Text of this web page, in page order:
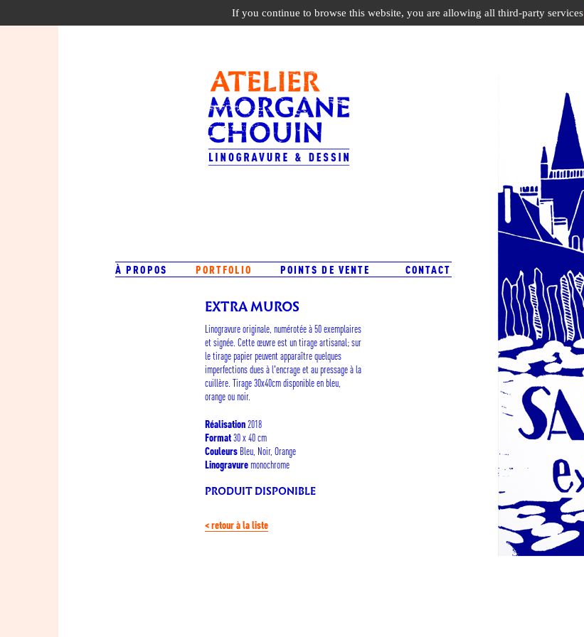
À PROPOS PORTFOLIO POINTS DE VENTE CONTACT
EXTRA MUROS
Linogravure originale, numérotée à 50 exemplaires
et signée. Cette œuvre est un tirage artisanal; sur
le tirage papier peuvent apparaître quelques
imperfections dues à l'encrage et au pressage à la
cuillère. Tirage 30x40cm disponible en bleu,
orange ou noir.
Réalisation2018
Format30 x 40 cm
CouleursBleu, Noir, Orange
Linogravuremonochrome
PRODUIT DISPONIBLE
< retour à la liste
If you continue to browse this website, you are allowing all third-party services